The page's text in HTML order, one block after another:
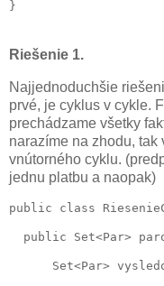
Riešenie 1.
Najjednoduchšie
prvé, je cyklus v cykle.
prechádzame všetky
narazíme na zhodu, tak
vnútorného cyklu.
jednu platbu a naopak)
public class
public Set<Par>
Set<Par>